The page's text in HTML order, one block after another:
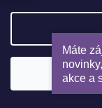
MTN 2G Nitro
mlMetalický
Máte
akce a